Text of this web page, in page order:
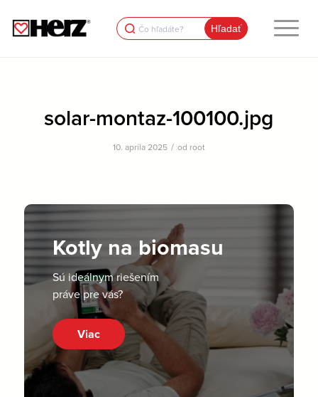
Search
for:
solar-montaz-100100.jpg
10. apríla 2025 / od root
Kotly na biomasu
Sú ideálnym riešením
práve pre vás?
Viac